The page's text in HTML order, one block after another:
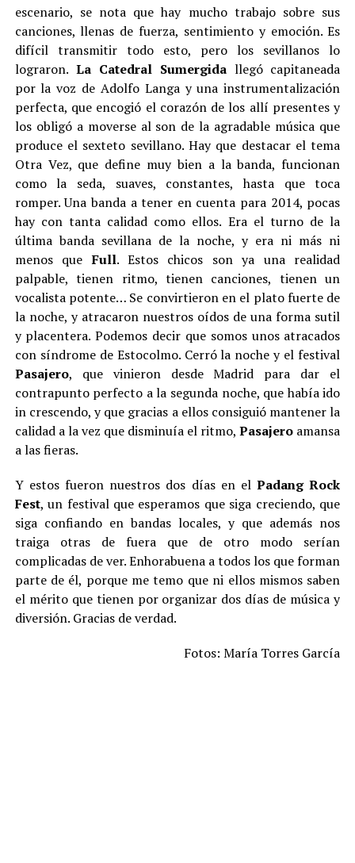
escenario, se nota que hay mucho trabajo sobre sus
canciones, llenas de fuerza, sentimiento y emoción. Es
difícil transmitir todo esto, pero los sevillanos lo
lograron. La Catedral Sumergidallegó capitaneada
por la voz de Adolfo Langa y una instrumentalización
perfecta, que encogió el corazón de los allí presentes y
los obligó a moverse al son de la agradable música que
produce el sexteto sevillano. Hay que destacar el tema
Otra Vez, que define muy bien a la banda, funcionan
como la seda, suaves, constantes, hasta que toca
romper. Una banda a tener en cuenta para 2014, pocas
hay con tanta calidad como ellos. Era el turno de la
última banda sevillana de la noche, y era ni más ni
menos queFull. Estos chicos son ya una realidad
palpable, tienen ritmo, tienen canciones, tienen un
vocalista potente… Se convirtieron en el plato fuerte de
la noche, y atracaron nuestros oídos de una forma sutil
y placentera. Podemos decir que somos unos atracados
con síndrome de Estocolmo. Cerró la noche y el festival
Pasajero, que vinieron desde Madrid para dar el
contrapunto perfecto a la segunda noche, que había ido
in crescendo, y que gracias a ellos consiguió mantener la
calidad a la vez que disminuía el ritmo,Pasajero amansa
a las fieras.
Y estos fueron nuestros dos días en elPadang Rock
Fest, un festival que esperamos que siga creciendo, que
siga confiando en bandas locales, y que además nos
traiga otras de fuera que de otro modo serían
complicadas de ver. Enhorabuena a todos los que forman
parte de él, porque me temo que ni ellos mismos saben
el mérito que tienen por organizar dos días de música y
diversión. Gracias de verdad.
Fotos: María Torres García